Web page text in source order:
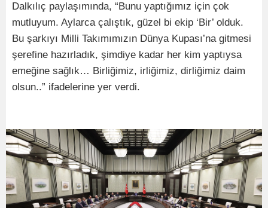
Dalkılıç paylaşımında, “Bunu yaptığımız için çok
mutluyum. Aylarca çalıştık, güzel bi ekip ‘Bir’ olduk.
Bu şarkıyı Milli Takımımızın Dünya Kupası’na gitmesi
şerefine hazırladık, şimdiye kadar her kim yaptıysa
emeğine sağlık… Birliğimiz, irliğimiz, dirliğimiz daim
olsun..” ifadelerine yer verdi.